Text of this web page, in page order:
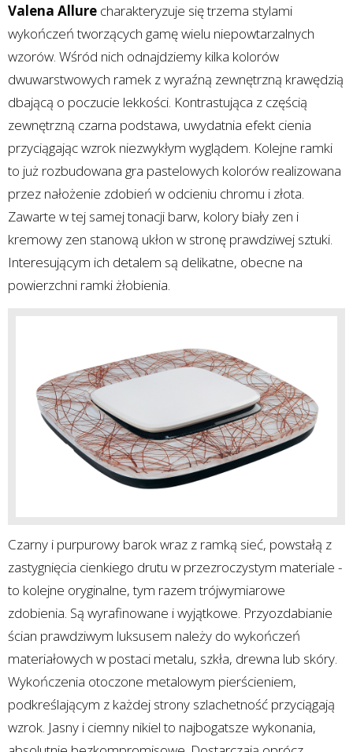
Valena Allure charakteryzuje się trzema stylami
wykończeń tworzących gamę wielu niepowtarzalnych
wzorów. Wśród nich odnajdziemy kilka kolorów
dwuwarstwowych ramek z wyraźną zewnętrzną krawędzią
dbającą o poczucie lekkości. Kontrastująca z częścią
zewnętrzną czarna podstawa, uwydatnia efekt cienia
przyciągając wzrok niezwykłym wyglądem. Kolejne ramki
to już rozbudowana gra pastelowych kolorów realizowana
przez nałożenie zdobień w odcieniu chromu i złota.
Zawarte w tej samej tonacji barw, kolory biały zen i
kremowy zen stanową ukłon w stronę prawdziwej sztuki.
Interesującym ich detalem są delikatne, obecne na
powierzchni ramki żłobienia.
Czarny i purpurowy barok wraz z ramką sieć, powstałą z
zastygnięcia cienkiego drutu w przezroczystym materiale -
to kolejne oryginalne, tym razem trójwymiarowe
zdobienia. Są wyrafinowane i wyjątkowe. Przyozdabianie
ścian prawdziwym luksusem należy do wykończeń
materiałowych w postaci metalu, szkła, drewna lub skóry.
Wykończenia otoczone metalowym pierścieniem,
podkreślającym z każdej strony szlachetność przyciągają
wzrok. Jasny i ciemny nikiel to najbogatsze wykonania,